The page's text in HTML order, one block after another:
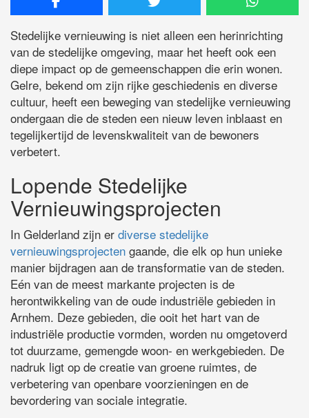
Stedelijke vernieuwing is niet alleen een herinrichting
van de stedelijke omgeving, maar het heeft ook een
diepe impact op de gemeenschappen die erin wonen.
Gelre, bekend om zijn rijke geschiedenis en diverse
cultuur, heeft een beweging van stedelijke vernieuwing
ondergaan die de steden een nieuw leven inblaast en
tegelijkertijd de levenskwaliteit van de bewoners
verbetert.
Lopende Stedelijke
Vernieuwingsprojecten
In Gelderland zijn er diverse stedelijke
vernieuwingsprojecten gaande, die elk op hun unieke
manier bijdragen aan de transformatie van de steden.
Eén van de meest markante projecten is de
herontwikkeling van de oude industriële gebieden in
Arnhem. Deze gebieden, die ooit het hart van de
industriële productie vormden, worden nu omgetoverd
tot duurzame, gemengde woon- en werkgebieden. De
nadruk ligt op de creatie van groene ruimtes, de
verbetering van openbare voorzieningen en de
bevordering van sociale integratie.